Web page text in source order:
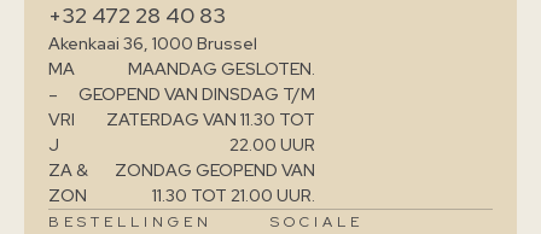
+32 472 28 40 83
Akenkaai 36, 1000 Brussel
MA
–
VRI
J
MAANDAG GESLOTEN.
GEOPEND VAN DINSDAG T/M
ZATERDAG VAN 11.30 TOT
22.00 UUR
ZA &
ZON
ZONDAG GEOPEND VAN
11.30 TOT 21.00 UUR.
BESTELLINGEN
SOCIALE